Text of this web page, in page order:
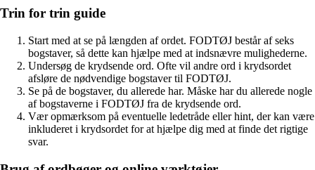
Trin for trin guide
Start med at se på længden af ordet. FODTØJ består af seks
bogstaver, så dette kan hjælpe med at indsnævre mulighederne.
Undersøg de krydsende ord. Ofte vil andre ord i krydsordet
afsløre de nødvendige bogstaver til FODTØJ.
Se på de bogstaver, du allerede har. Måske har du allerede nogle
af bogstaverne i FODTØJ fra de krydsende ord.
Vær opmærksom på eventuelle ledetråde eller hint, der kan være
inkluderet i krydsordet for at hjælpe dig med at finde det rigtige
svar.